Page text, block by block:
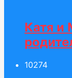
Катя и
10274